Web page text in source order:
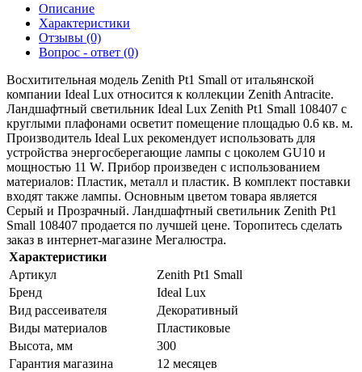
Описание
Характеристики
Отзывы (0)
Вопрос - ответ (0)
Восхитительная модель Zenith Pt1 Small от итальянской
компании Ideal Lux относится к коллекции Zenith Antracite.
Ландшафтный светильник Ideal Lux Zenith Pt1 Small 108407 с
круглыми плафонами осветит помещение площадью 0.6 кв. м.
Производитель Ideal Lux рекомендует использовать для
устройства энергосберегающие лампы с цоколем GU10 и
мощностью 11 W. Прибор произведен с использованием
материалов: Пластик, металл и пластик. В комплект поставки
входят также лампы. Основным цветом товара является
Серый и Прозрачный. Ландшафтный светильник Zenith Pt1
Small 108407 продается по лучшей цене. Торопитесь сделать
заказ в интернет-магазине Мегалюстра.
Характеристики
Артикул
Zenith Pt1 Small
Бренд
Ideal Lux
Вид рассеивателя
Декоративный
Виды материалов
Пластиковые
Высота, мм
300
Гарантия магазина
12 месяцев